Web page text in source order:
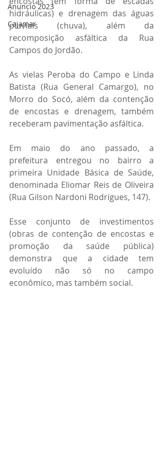
Anuncio 2023
Cajamar
hidráulicas) e drenagem das águas
pluviais (chuva), além da
recomposição asfáltica da Rua
Campos do Jordão.
As vielas Peroba do Campo e Linda
Batista (Rua General Camargo), no
Morro do Socó, além da contenção
de encostas e drenagem, também
receberam pavimentação asfáltica.
Em maio do ano passado, a
prefeitura entregou no bairro a
primeira Unidade Básica de Saúde,
denominada Eliomar Reis de Oliveira
(Rua Gilson Nardoni Rodrigues, 147).
Esse conjunto de investimentos
(obras de contenção de encostas e
promoção da saúde pública)
demonstra que a cidade tem
evoluído não só no campo
econômico, mas também social.